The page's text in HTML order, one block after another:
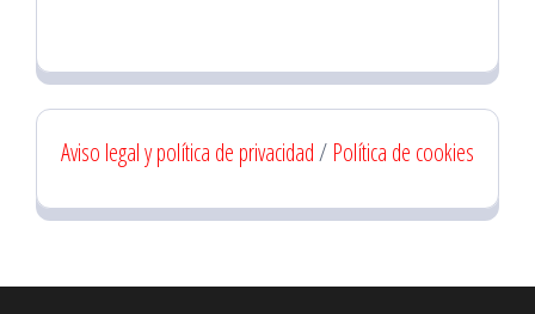
Aviso legal y política de privacidad/ Política de cookies